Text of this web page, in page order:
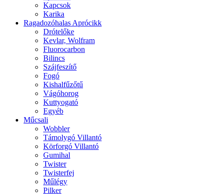
Kapcsok
Karika
Ragadozóhalas Aprócikk
Drótelőke
Kevlar, Wolfram
Fluorocarbon
Bilincs
Szájfeszítő
Fogó
Kishalfűzőtű
Vágóhorog
Kuttyogató
Egyéb
Műcsali
Wobbler
Támolygó Villantó
Körforgó Villantó
Gumihal
Twister
Twisterfej
Műlégy
Pilker